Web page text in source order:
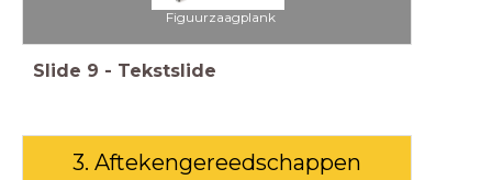
Figuurzaagplank
Slide 9 - Tekstslide
3. Aftekengereedschappen